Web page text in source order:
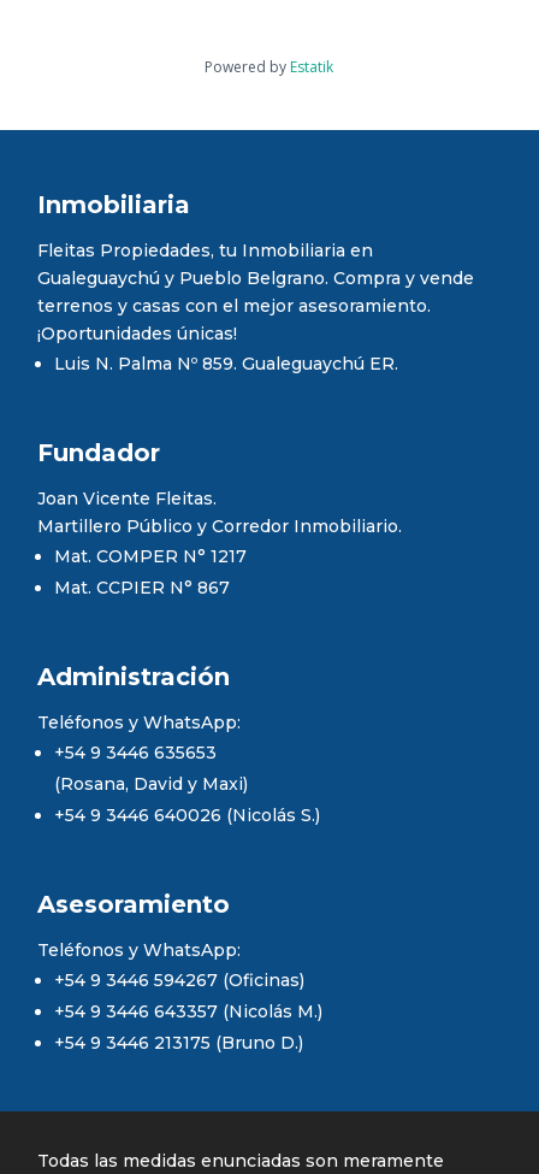
Powered by Estatik
Inmobiliaria
Fleitas Propiedades, tu Inmobiliaria en
Gualeguaychú y Pueblo Belgrano. Compra y vende
terrenos y casas con el mejor asesoramiento.
¡Oportunidades únicas!
Luis N. Palma Nº 859. Gualeguaychú ER.
Fundador
Joan Vicente Fleitas.
Martillero Público y Corredor Inmobiliario.
Mat. COMPER N° 1217
Mat. CCPIER N° 867
Administración
Teléfonos y WhatsApp:
+54 9 3446 635653
(Rosana, David y Maxi)
+54 9 3446 640026 (Nicolás S.)
Asesoramiento
Teléfonos y WhatsApp:
+54 9 3446 594267 (Oficinas)
+54 9 3446 643357 (Nicolás M.)
+54 9 3446 213175 (Bruno D.)
Todas las medidas enunciadas son meramente